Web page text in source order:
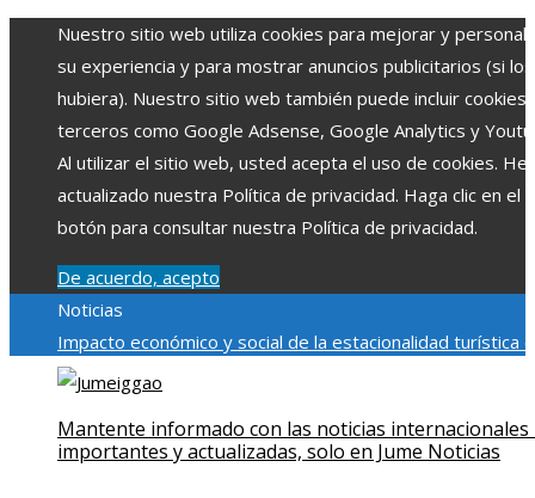
Nuestro sitio web utiliza cookies para mejorar y
su experiencia y para mostrar anuncios publicitarios (si los
hubiera). Nuestro sitio web también puede incluir cookies
terceros como Google Adsense, Google Analytics y
Al utilizar el sitio web, usted acepta el uso de cookies.
actualizado nuestra Política de privacidad. Haga clic en el
botón para consultar nuestra Política de privacidad.
De acuerdo, acepto
Noticias
Impacto económico y social de la estacionalidad turística
Montenegro
ambiental en comunidades chilenasDisney impulsa videos
cortos en TikTok para atraer a usuarios jóvenes
Mantente informado con las noticias internacionales
importantes y actualizadas, solo en Jume Noticias